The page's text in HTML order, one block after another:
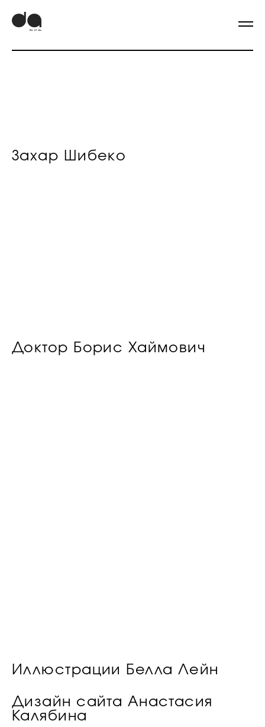
Захар Шибеко
Доктор Борис Хаймович
Иллюстрации Белла Лейн
Дизайн сайта Анастасия
Калябина